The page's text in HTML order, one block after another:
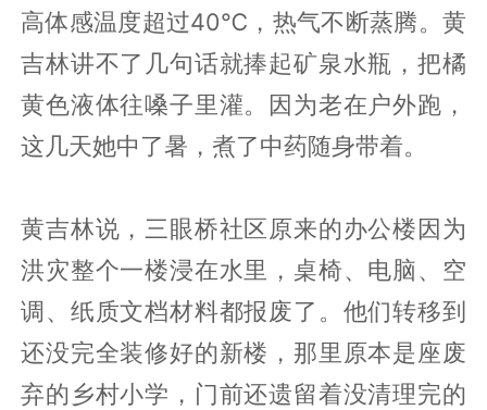
高体感温度超过40℃，热气不断蒸腾。黄
吉林讲不了几句话就捧起矿泉水瓶，把橘
黄色液体往嗓子里灌。因为老在户外跑，
这几天她中了暑，煮了中药随身带着。
黄吉林说，三眼桥社区原来的办公楼因为
洪灾整个一楼浸在水里，桌椅、电脑、空
调、纸质文档材料都报废了。他们转移到
还没完全装修好的新楼，那里原本是座废
弃的乡村小学，门前还遗留着没清理完的